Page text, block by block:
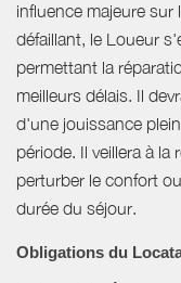
influence majeure
défaillant, le Loueur
permettant la
meilleurs délais. Il
d'une jouissance
période. Il veillera à
perturber le confort
durée du séjour.
Obligations du